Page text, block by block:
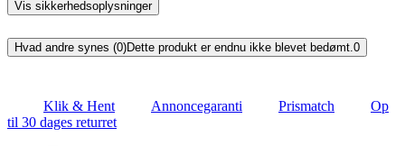
Vis sikkerhedsoplysninger
Hvad andre synes (0)Dette produkt er endnu ikke blevet bedømt.0
Klik & Hent Annoncegaranti Prismatch
Op
til 30 dages returret